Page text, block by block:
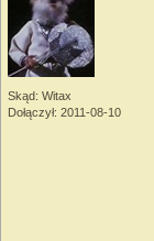
Skąd: Witax
Dołączył: 2011-08-10